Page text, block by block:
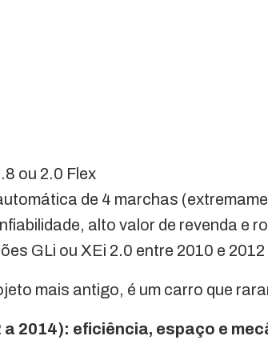
ou 2.0 Flex
de 4 marchas
alto valor de revenda e
GLi ou XEi 2.0 entre 2010 e
mais antigo, é um carro que
a 2014): eficiência, espaço e